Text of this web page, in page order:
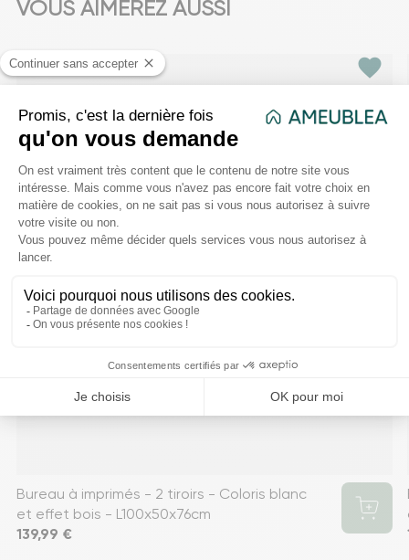
VOUS AIMEREZ AUSSI
favorite
Bureau à imprimés - 2 tiroirs - Coloris blanc
et effet bois - L100x50x76cm
Prix
139,99 €